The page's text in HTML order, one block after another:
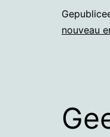
nouveau